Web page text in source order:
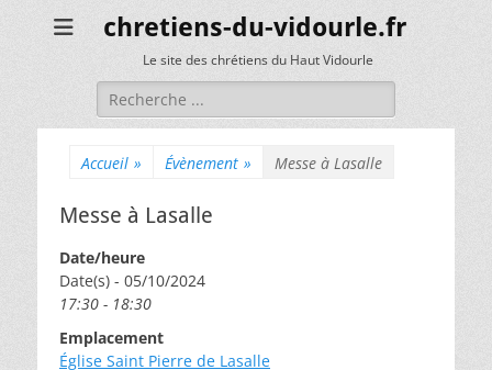
chretiens-du-vidourle.fr
Le site des chrétiens du Haut Vidourle
Rechercher :
Accueil » Évènement » Messe à Lasalle
Messe à Lasalle
Date/heure
Date(s) - 05/10/2024
17:30 - 18:30
Emplacement
Église Saint Pierre de Lasalle